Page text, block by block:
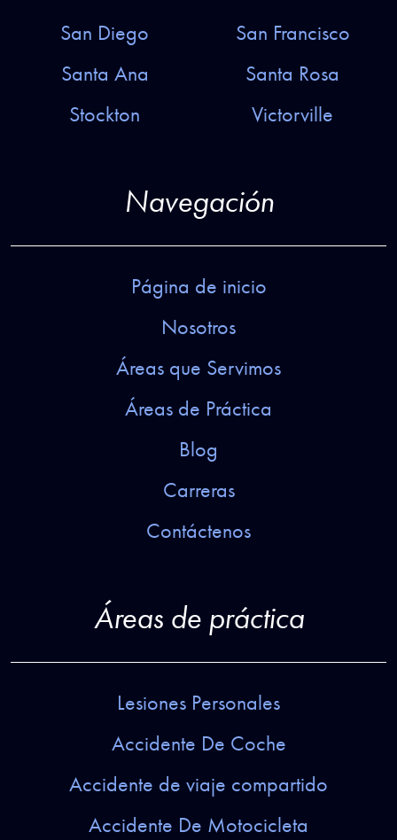
San Diego
San Francisco
Santa Ana
Santa Rosa
Stockton
Victorville
Navegación
Página de inicio
Nosotros
Áreas que Servimos
Áreas de Práctica
Blog
Carreras
Contáctenos
Áreas de práctica
Lesiones Personales
Accidente De Coche
Accidente de viaje compartido
Accidente De Motocicleta